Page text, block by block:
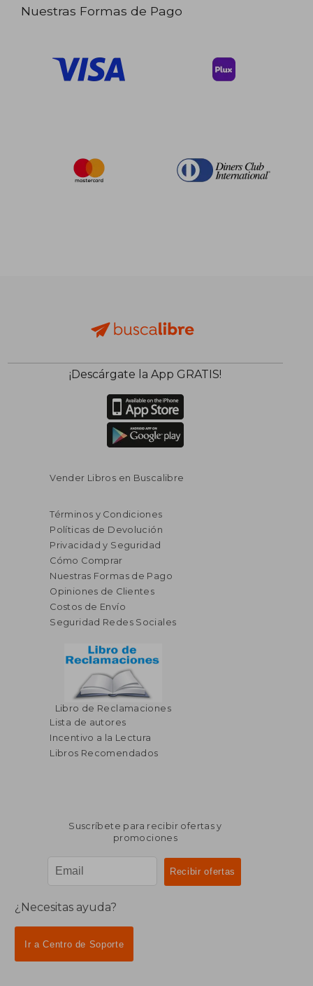
Nuestras Formas de Pago
¡Descárgate la App GRATIS!
Vender Libros en Buscalibre
Términos y Condiciones
Políticas de Devolución
Privacidad y Seguridad
Cómo Comprar
Nuestras Formas de Pago
Opiniones de Clientes
Costos de Envío
Seguridad Redes Sociales
Libro de Reclamaciones
Lista de autores
Incentivo a la Lectura
Libros Recomendados
Suscríbete para recibir ofertas y
promociones
¿Necesitas ayuda?
Ir a Centro de Soporte